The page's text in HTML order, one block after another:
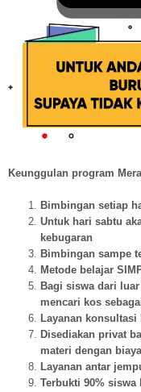
Keunggulan program
Bimbingan setiap
Untuk hari sabtu
kebugaran
Bimbingan sampe
Metode belajar
Bagi siswa dari
mencari kos
Layanan konsultasi
Disediakan privat
materi dengan
Layanan antar
Terbukti 90%